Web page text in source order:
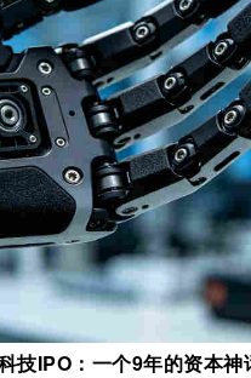
技IPO：一个9年的资本神